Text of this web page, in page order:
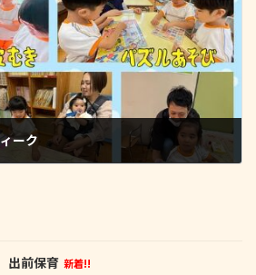
ーク
出前保育 新着!!